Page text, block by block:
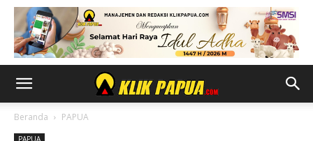
Beranda PAPUA
PAPUA